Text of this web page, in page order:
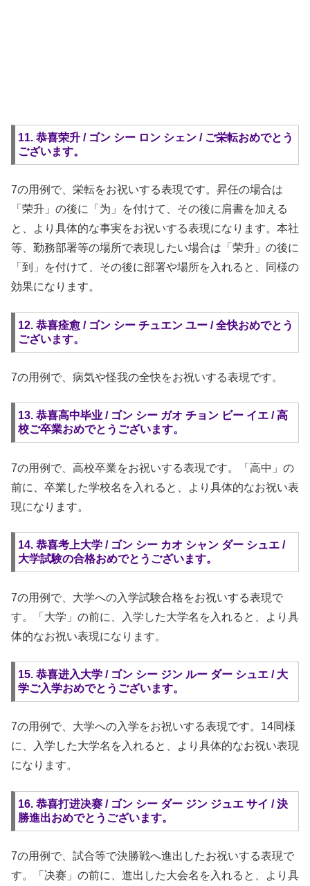
11. 恭喜荣升 / ゴン シー ロン シェン / ご栄転おめでとう
ございます。
7の用例で、栄転をお祝いする表現です。昇任の場合は
「荣升」の後に「为」を付けて、その後に肩書を加える
と、より具体的な事実をお祝いする表現になります。本社
等、勤務部署等の場所で表現したい場合は「荣升」の後に
「到」を付けて、その後に部署や場所を入れると、同様の
効果になります。
12. 恭喜痊愈 / ゴン シー チュエン ユー / 全快おめでとう
ございます。
7の用例で、病気や怪我の全快をお祝いする表現です。
13. 恭喜高中毕业 / ゴン シー ガオ チョン ビー イエ / 高
校ご卒業おめでとうございます。
7の用例で、高校卒業をお祝いする表現です。「高中」の
前に、卒業した学校名を入れると、より具体的なお祝い表
現になります。
14. 恭喜考上大学 / ゴン シー カオ シャン ダー シュエ /
大学試験の合格おめでとうございます。
7の用例で、大学への入学試験合格をお祝いする表現で
す。「大学」の前に、入学した大学名を入れると、より具
体的なお祝い表現になります。
15. 恭喜进入大学 / ゴン シー ジン ルー ダー シュエ / 大
学ご入学おめでとうございます。
7の用例で、大学への入学をお祝いする表現です。14同様
に、入学した大学名を入れると、より具体的なお祝い表現
になります。
16. 恭喜打进决赛 / ゴン シー ダー ジン ジュエ サイ / 決
勝進出おめでとうございます。
7の用例で、試合等で決勝戦へ進出したお祝いする表現で
す。「决赛」の前に、進出した大会名を入れると、より具